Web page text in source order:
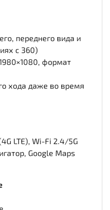
переднего вида и
с 360)
формат
хода даже во время
LTE), Wi-Fi 2.4/5G
Google Maps